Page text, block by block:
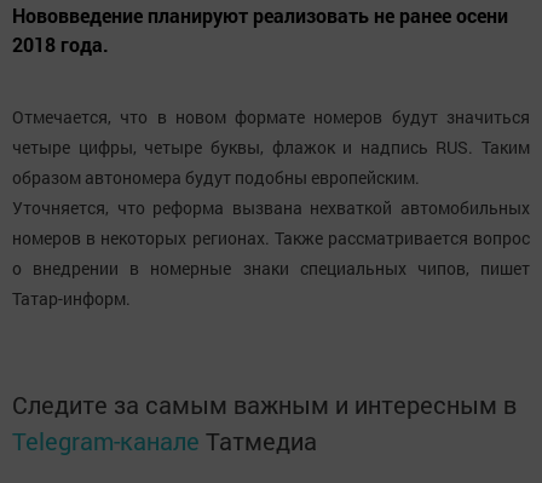
Нововведение планируют реализовать не ранее осени
2018 года.
Отмечается, что в новом формате номеров будут значиться
четыре цифры, четыре буквы, флажок и надпись RUS. Таким
образом автономера будут подобны европейским.
Уточняется, что реформа вызвана нехваткой автомобильных
номеров в некоторых регионах. Также рассматривается вопрос
о внедрении в номерные знаки специальных чипов, пишет
Татар-информ.
Следите за самым важным и интересным в
Telegram-канале Татмедиа